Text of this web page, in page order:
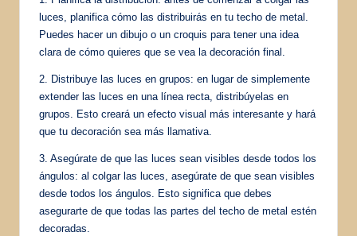
luces, planifica cómo las distribuirás en tu techo de metal.
Puedes hacer un dibujo o un croquis para tener una idea
clara de cómo quieres que se vea la decoración final.
2. Distribuye las luces en grupos: en lugar de simplemente
extender las luces en una línea recta, distribúyelas en
grupos. Esto creará un efecto visual más interesante y hará
que tu decoración sea más llamativa.
3. Asegúrate de que las luces sean visibles desde todos los
ángulos: al colgar las luces, asegúrate de que sean visibles
desde todos los ángulos. Esto significa que debes
asegurarte de que todas las partes del techo de metal estén
decoradas.